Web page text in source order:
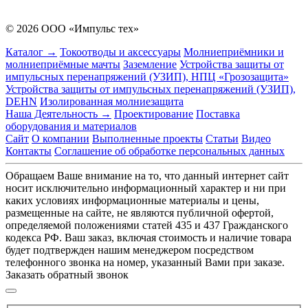
© 2026 ООО «Импульс тех»
Каталог → Токоотводы и аксессуары Молниеприёмники и
молниеприёмные мачты Заземление Устройства защиты от
импульсных перенапряжений (УЗИП), НПЦ «Грозозащита»
Устройства защиты от импульсных перенапряжений (УЗИП),
DEHN Изолированная молниезащита
Наша Деятельность → Проектирование Поставка
оборудования и материалов
Сайт О компании Выполненные проекты Статьи Видео
Контакты Соглашение об обработке персональных данных
Обращаем Ваше внимание на то, что данный интернет сайт
носит исключительно информационный характер и ни при
каких условиях информационные материалы и цены,
размещенные на сайте, не являются публичной офертой,
определяемой положениями статей 435 и 437 Гражданского
кодекса РФ. Ваш заказ, включая стоимость и наличие товара
будет подтвержден нашим менеджером посредством
телефонного звонка на номер, указанный Вами при заказе.
Заказать обратный звонок